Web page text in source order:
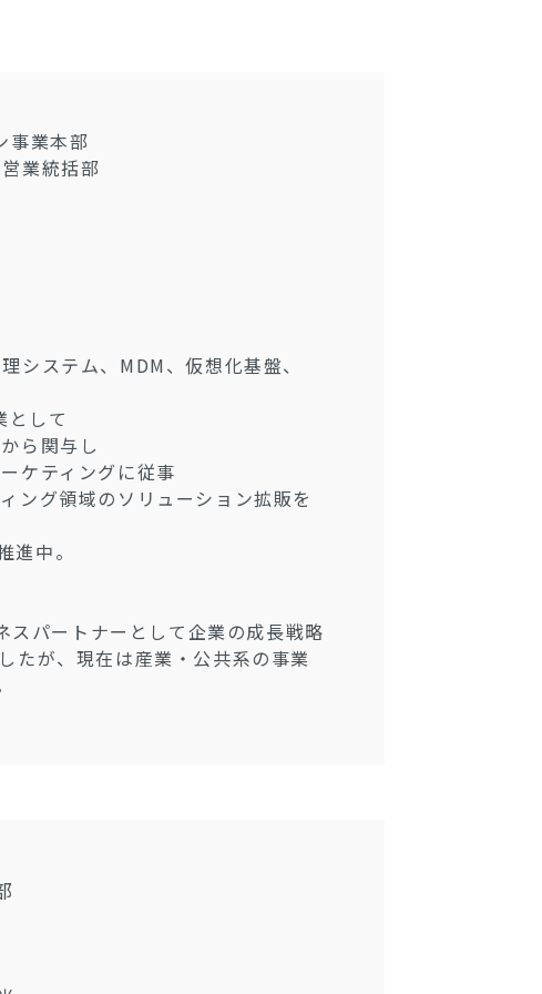
業本部
統括部
システム、MDM、仮想化基盤、
として
ら関与し
ケティングに従事
ング領域のソリューション拡販を
中。
パートナーとして企業の成長戦略
たが、現在は産業・公共系の事業